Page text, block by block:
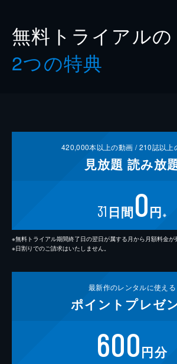
無料トライアルの
2つの特典
420,000本以上の動画 /210誌以上
見放題 読み放
31 日間0円 ※
※無料トライアル期間終了日の翌日が属する月から月額料金が
※日割りでのご請求はいたしません。
最新作のレンタルに使える
ポイント プレゼ
600円分